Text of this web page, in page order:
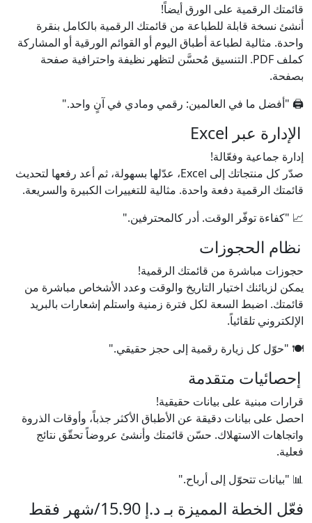
قائمتك الرقمية على الورق أيضاً!
أنشئ نسخة قابلة للطباعة من قائمتك الرقمية بالكامل بنقرة
واحدة. مثالية لطباعة أطباق اليوم أو القوائم الورقية أو المشاركة
كملف PDF. التنسيق مُحسَّن لتظهر نظيفة واحترافية صفحة
بصفحة.
🖨️ "أفضل ما في العالمين: رقمي ومادي في آنٍ واحد."
الإدارة عبر Excel
إدارة جماعية وفعّالة!
صدّر كل منتجاتك إلى Excel، عدّلها بسهولة، ثم أعد رفعها لتحديث
قائمتك الرقمية دفعة واحدة. مثالية للتغييرات الكبيرة والسريعة.
📈 "كفاءة توفّر الوقت. أدر كالمحترفين."
نظام الحجوزات
حجوزات مباشرة من قائمتك الرقمية!
يمكن لزبائنك اختيار التاريخ والوقت وعدد الأشخاص مباشرة من
قائمتك. اضبط السعة لكل فترة زمنية واستلم إشعارات بالبريد
الإلكتروني تلقائياً.
🍽️ "حوّل كل زيارة رقمية إلى حجز حقيقي."
إحصائيات متقدمة
قرارات مبنية على بيانات حقيقية!
احصل على بيانات دقيقة عن الأطباق الأكثر جذباً، وأوقات الذروة
واتجاهات الاستهلاك. حسّن قائمتك وأنشئ عروضاً تحقّق نتائج
فعلية.
📊 "بيانات تتحوّل إلى أرباح."
فعّل الخطة المميزة بـ د.إ 15.90/شهر فقط